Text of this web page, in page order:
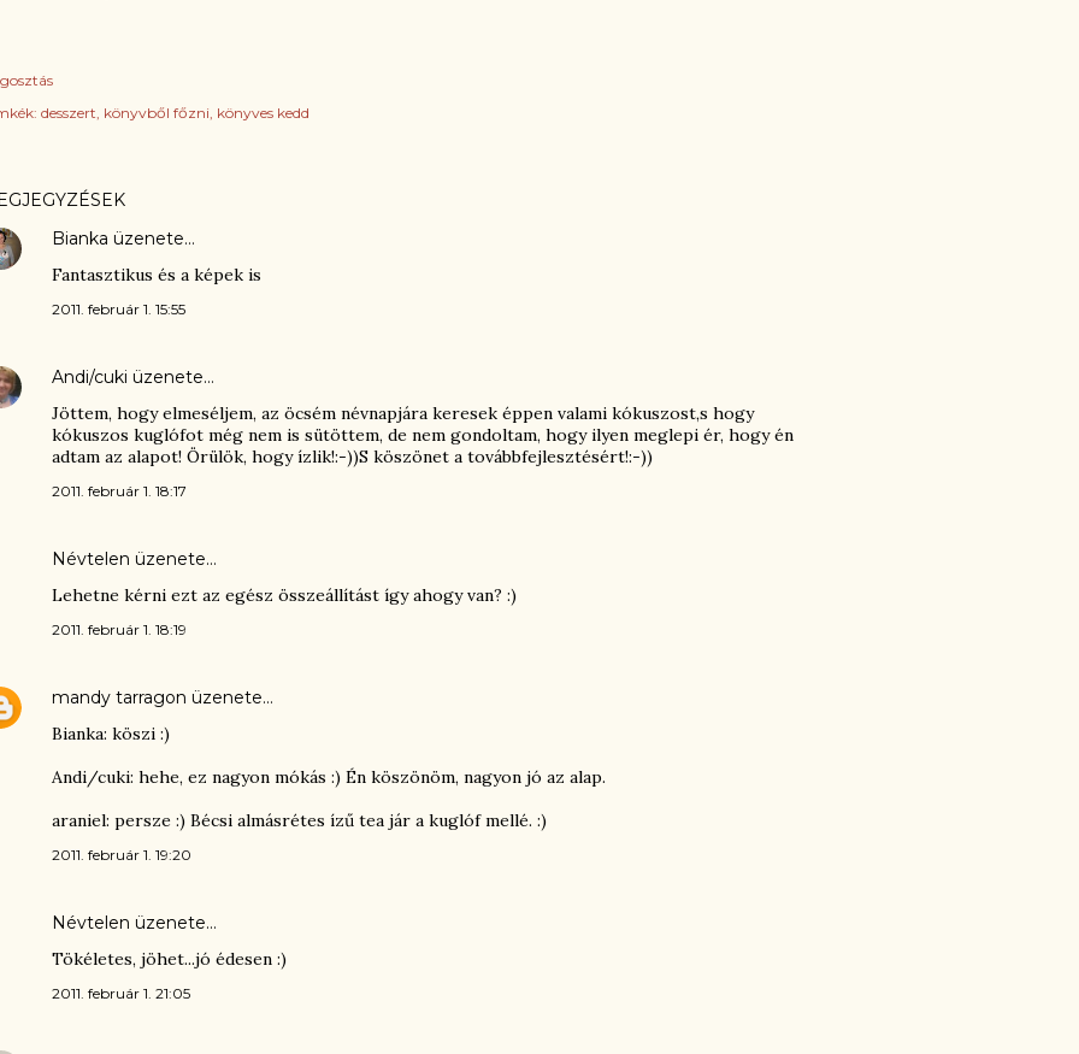
desszert könyvből főzni könyves kedd
Bianka üzenete…
Fantasztikus és a képek is
2011. február 1. 15:55
Andi/cuki üzenete…
Jöttem, hogy elmeséljem, az öcsém névnapjára keresek éppen valami kókuszost,s hogy
kókuszos kuglófot még nem is sütöttem, de nem gondoltam, hogy ilyen meglepi ér, hogy én
adtam az alapot! Örülök, hogy ízlik!:-))S köszönet a továbbfejlesztésért!:-))
2011. február 1. 18:17
Névtelen üzenete…
Lehetne kérni ezt az egész összeállítást így ahogy van? :)
2011. február 1. 18:19
mandy tarragon üzenete…
Bianka: köszi :)
Andi/cuki: hehe, ez nagyon mókás :) Én köszönöm, nagyon jó az alap.
araniel: persze :) Bécsi almásrétes ízű tea jár a kuglóf mellé. :)
2011. február 1. 19:20
Névtelen üzenete…
Tökéletes, jöhet...jó édesen :)
2011. február 1. 21:05